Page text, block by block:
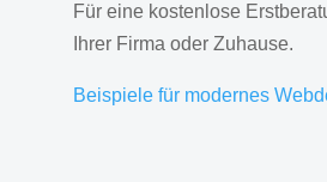
Für eine kostenlose
Ihrer Firma oder Zuhause.
Beispiele für modernes